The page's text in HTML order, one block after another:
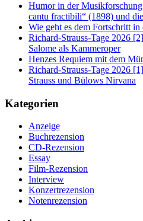
Humor in der
cantu fractibili“ (1898) und
Wie geht es dem Fortschritt
Richard-Strauss-Tage 2026
Salome als Kammeroper
Henzes Requiem mit dem
Richard-Strauss-Tage 2026
Strauss und Bülows Nirvana
Kategorien
Anzeige
Buchrezension
CD-Rezension
Essay
Film-Rezension
Interview
Konzertrezension
Notenrezension